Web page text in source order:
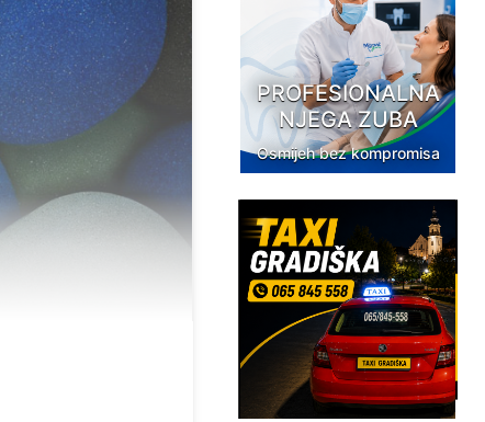
PROFESIONALNA
NJEGA ZUBA
Osmijeh bez kompromisa